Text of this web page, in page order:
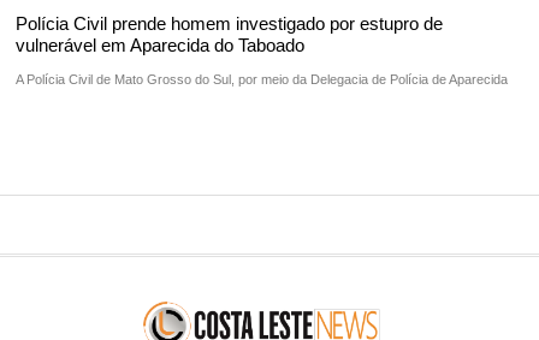
Polícia Civil prende homem investigado por estupro de
vulnerável em Aparecida do Taboado
A Polícia Civil de Mato Grosso do Sul, por meio da Delegacia de Polícia de Aparecida